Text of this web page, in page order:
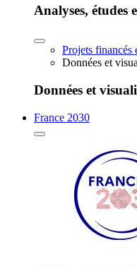
Analyses, études
Projets financés
Données et
Données et
France 2030